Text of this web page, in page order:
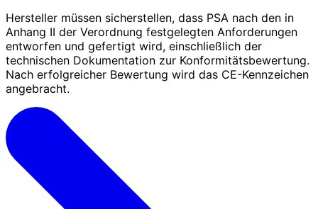
Hersteller müssen sicherstellen, dass PSA nach den in
Anhang II der Verordnung festgelegten Anforderungen
entworfen und gefertigt wird, einschließlich der
technischen Dokumentation zur Konformitätsbewertung.
Nach erfolgreicher Bewertung wird das CE-Kennzeichen
angebracht.